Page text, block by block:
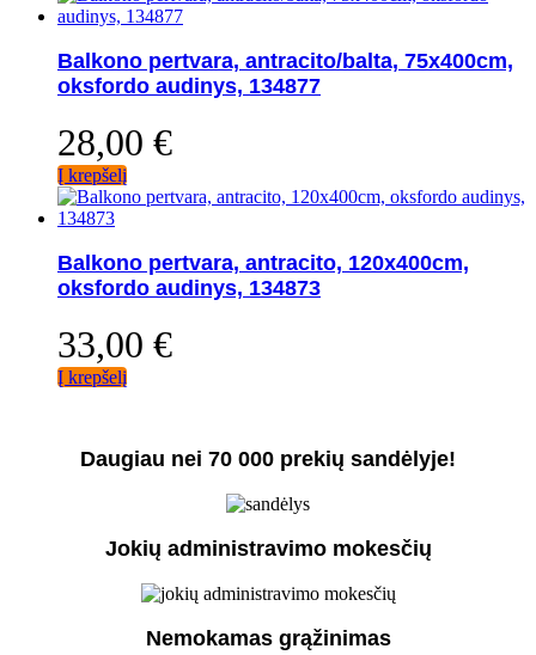
Balkono pertvara, antracito/balta, 75x400cm,
oksfordo audinys, 134877
28,00 €
Į krepšelį
Balkono pertvara, antracito, 120x400cm,
oksfordo audinys, 134873
33,00 €
Į krepšelį
Daugiau nei 70 000 prekių sandėlyje!
Jokių administravimo mokesčių
Nemokamas grąžinimas